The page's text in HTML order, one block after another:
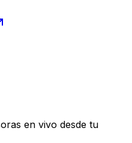
en vivo desde tu